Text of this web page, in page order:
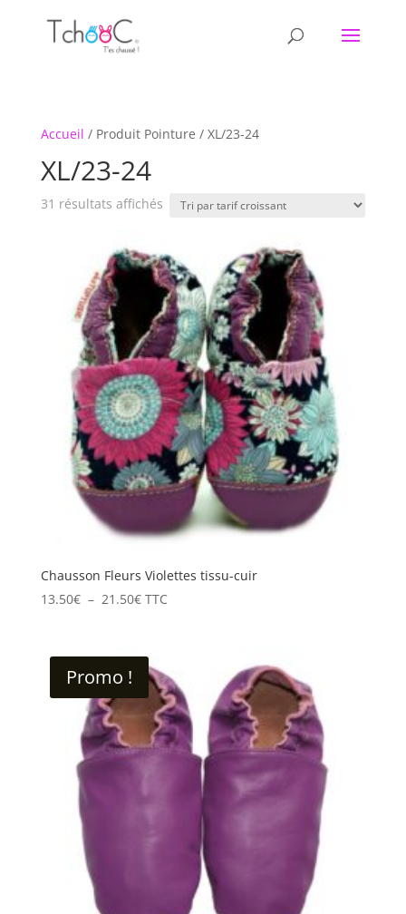
Accueil / Produit Pointure / XL/23-24
XL/23-24
31 résultats affichésTrié
croissant
Chausson Fleurs Violettes tissu-cuir
13.50€ – 21.50€Plage
13.50€
21.50€
TTC
Promo !